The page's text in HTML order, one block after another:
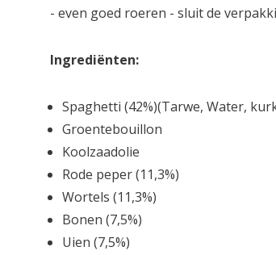
- even goed roeren - sluit de
Ingrediënten:
Spaghetti (42%)(Tarwe, Water,
Groentebouillon
Koolzaadolie
Rode peper (11,3%)
Wortels (11,3%)
Bonen (7,5%)
Uien (7,5%)